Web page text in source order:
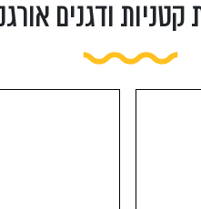
קטניות ודגנים